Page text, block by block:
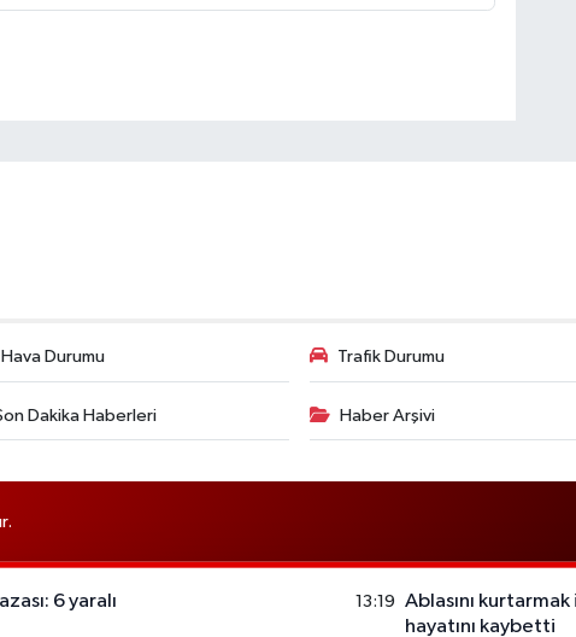
Hava Durumu Trafik Durumu
Dakika Haberleri Haber Arşivi
6 yaralı 13:19
Ablasını
hayatını kaybetti